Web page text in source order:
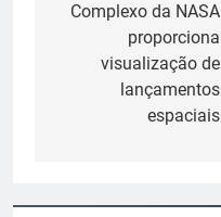
de
Post
Complexo da NASA
proporciona
visualização de
lançamentos
espaciais